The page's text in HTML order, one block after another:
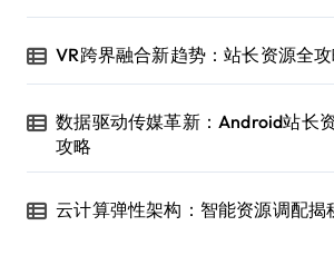
VR跨界融合新趋势：站长资源全
数据驱动传媒革新：Android站长
攻略
云计算弹性架构：智能资源调配揭